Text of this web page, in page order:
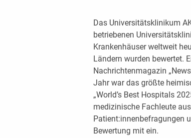
Das Universitätsklinikum
betriebenen
Krankenhäuser weltweit
Ländern wurden bewertet.
Nachrichtenmagazin
Jahr war das größte
„World’s Best Hospitals
medizinische Fachleute
Patient:innenbefragungen
Bewertung mit ein.